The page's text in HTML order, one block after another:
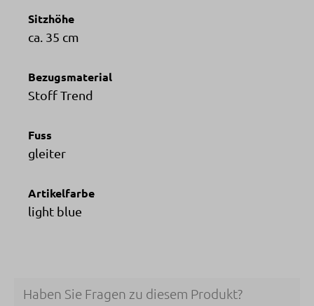
Sitzhöhe
ca. 35 cm
Bezugsmaterial
Stoff Trend
Fuss
gleiter
Artikelfarbe
light blue
Haben Sie Fragen zu diesem Produkt?